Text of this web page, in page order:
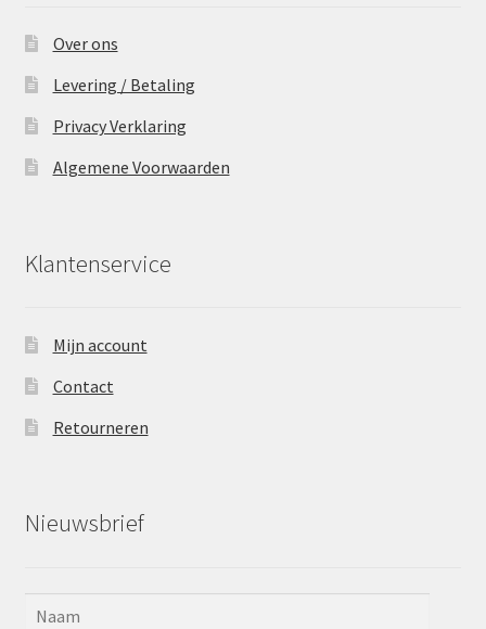
Over ons
Levering / Betaling
Privacy Verklaring
Algemene Voorwaarden
Klantenservice
Mijn account
Contact
Retourneren
Nieuwsbrief